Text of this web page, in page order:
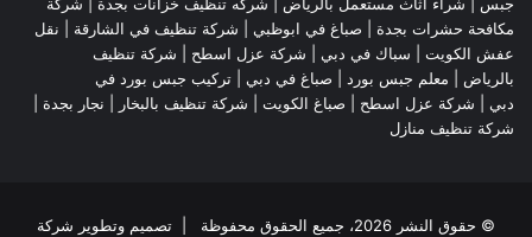
مكافحة حشرات بجدة
صباغ في ابوظبي شركة تنظيف في الشارقة
نقل
عفش الكويت | سباك في دبي | شركة عزل اسطح
شركة تنظيف
بالرياض
معلم جبس بورد صباغ في دبي
تركيب جبس بورد في
دبي
شركة عزل اسطح صباغ الكويت شركة تنظيف بالبخار نجار بجدة
شركة تنظيف منازل
© حقوق النشر 2026، جميع الحقوق محفوظة | تصميم وتطوير شركة